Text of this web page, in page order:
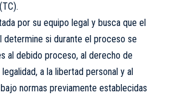
por su equipo legal y busca que el
determine si durante el proceso se
al debido proceso, al derecho de
a la libertad personal y al
normas previamente establecidas